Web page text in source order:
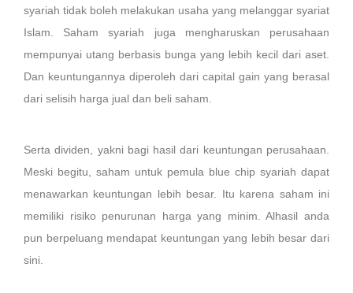
syariah tidak boleh melakukan usaha yang melanggar syariat
Islam. Saham syariah juga mengharuskan perusahaan
mempunyai utang berbasis bunga yang lebih kecil dari aset.
Dan keuntungannya diperoleh dari capital gain yang berasal
dari selisih harga jual dan beli saham.
Serta dividen, yakni bagi hasil dari keuntungan perusahaan.
Meski begitu, saham untuk pemula blue chip syariah dapat
menawarkan keuntungan lebih besar. Itu karena saham ini
memiliki risiko penurunan harga yang minim. Alhasil anda
pun berpeluang mendapat keuntungan yang lebih besar dari
sini.